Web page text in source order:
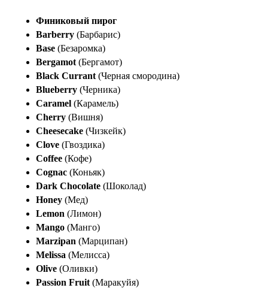
Финиковый пирог
Barberry (Барбарис)
Base (Безаромка)
Bergamot (Бергамот)
Black Currant (Черная смородина)
Blueberry (Черника)
Caramel (Карамель)
Cherry (Вишня)
Cheesecake (Чизкейк)
Clove (Гвоздика)
Coffee (Кофе)
Cognac (Коньяк)
Dark Chocolate (Шоколад)
Honey (Мед)
Lemon (Лимон)
Mango (Манго)
Marzipan (Марципан)
Melissa (Мелисса)
Olive (Оливки)
Passion Fruit (Маракуйя)